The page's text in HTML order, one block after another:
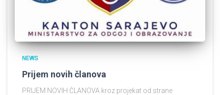
NEWS
Prijem novih članova
PRIJEM NOVIH ČLANOVA kroz projekat od strane